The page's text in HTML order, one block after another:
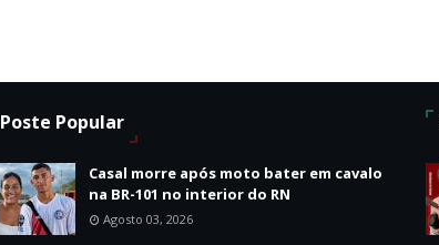
Poste Popular
Casal morre após moto bater em cavalo
na BR-101 no interior do RN
Agosto 03, 2026